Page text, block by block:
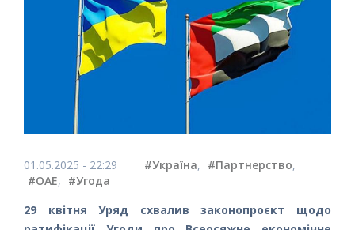
01.05.2025 - 22:29 #Україна, #Партнерство,
#ОАЕ, #Угода
29 квітня Уряд схвалив законопроєкт щодо